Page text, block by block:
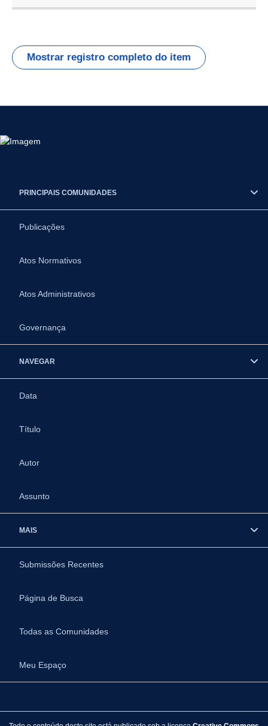
Mostrar registro completo do item
PRINCIPAIS COMUNIDADES
Publicações
Atos Normativos
Atos Administrativos
Governança
NAVEGAR
Data
Título
Autor
Assunto
MAIS
Submissões Recentes
Página de Busca
Todas as Comunidades
Meu Espaço